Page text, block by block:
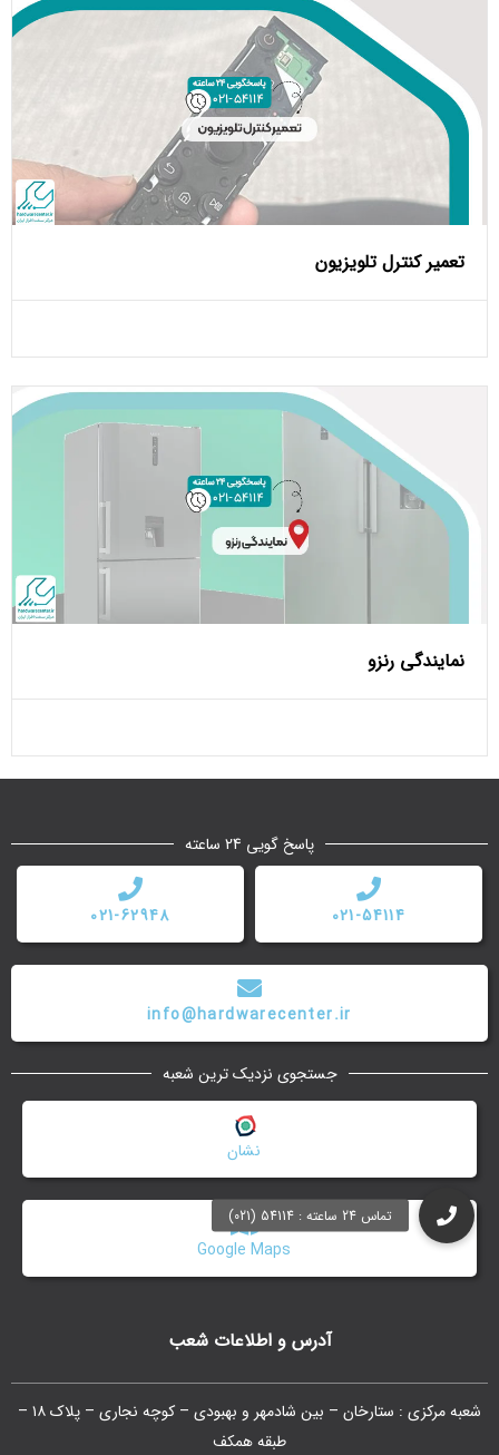
تعمیر کنترل تلویزیون
نمایندگی رنزو
آدرس و اطلاعات شعب
شعبه مرکزی : ستارخان – بین شادمهر و بهبودی – کوچه نجاری – پلاک ۱۸ –
طبقه همکف
پاسخ گویی 24 ساعته
021-54114
021-62948
info@hardwarecenter.ir
جستجوی نزدیک ترین شعبه
Google Maps
نشان